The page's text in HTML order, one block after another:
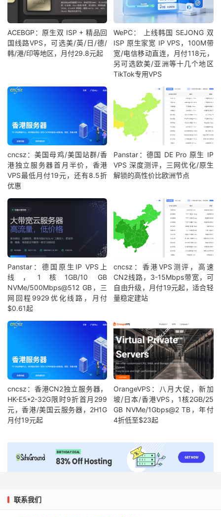
ACEBGP：原生双 ISP + 精品回
国线路VPS，可选美/英/日/德/
韩/港/印等地区，月付29.8元起
WePC： 上线韩国 SEJONG 双
ISP 原生家宽 IP VPS，100M带
宽/电信移动直连，月付118元，
另可选欧美/亚洲等十几个地区
TikTok专用VPS
cncsz：美国母鸡/美国站群/香
港独立服务器首月半价，香港
VPS最低月付19元，还有8.5折
优惠
Panstar：德国 DE Pro 原生 IP
VPS 深度测评，三网优化/原生
解锁的高性价比欧洲节点
Panstar：德国原生IP VPS上
线，1核1GB/10 GB
NVMe/500Mbps@512 GB，三
网回程9929优化线路，月付
$0.61起
cncsz：香港VPS测评，高速
CN2线路，3-15Mbps带宽，可
自由升级，月付19元起，适合轻
量稳定建站
cncsz：香港CN2独立服务器，
HK-E5*2-32G限时9折首月299
元，香港/美国云服务器，2H1G
月付19元起
OrangeVPS：八月大促，新加
坡/日本/香港VPS，1核2GB/25
GB NVMe/1Gbps@2 TB，年付
4折低至$23起
联系我们